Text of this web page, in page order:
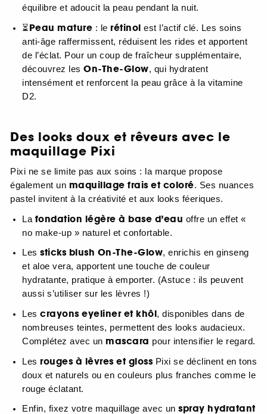
équilibre et adoucit la peau pendant la nuit.
⏳ Peau mature : le rétinol est l’actif clé. Les soins
anti-âge raffermissent, réduisent les rides et apportent
de l’éclat. Pour un coup de fraîcheur supplémentaire,
découvrez les On-The-Glow, qui hydratent
intensément et renforcent la peau grâce à la vitamine
D2.
Des looks doux et rêveurs avec le
maquillage Pixi
Pixi ne se limite pas aux soins : la marque propose
également un maquillage frais et coloré. Ses nuances
pastel invitent à la créativité et aux looks féeriques.
La fondation légère à base d’eau offre un effet «
no make-up » naturel et confortable.
Les sticks blush On-The-Glow, enrichis en ginseng
et aloe vera, apportent une touche de couleur
hydratante, pratique à emporter. (Astuce : ils peuvent
aussi s’utiliser sur les lèvres !)
Les crayons eyeliner et khôl, disponibles dans de
nombreuses teintes, permettent des looks audacieux.
Complétez avec un mascara pour intensifier le regard.
Les rouges à lèvres et gloss Pixi se déclinent en tons
doux et naturels ou en couleurs plus franches comme le
rouge éclatant.
Enfin, fixez votre maquillage avec un spray hydratant